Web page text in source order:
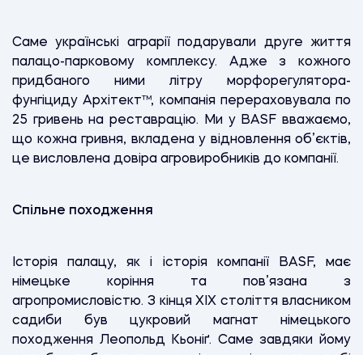
Саме українські аграрії подарували друге життя
палацо-парковому комплексу. Адже з кожного
придбаного ними літру морфорегулятора-
фунгіциду Архітект™, компанія перераховувала по
25 гривень на реставрацію. Ми у BASF вважаємо,
що кожна гривня, вкладена у відновлення об’єктів,
це висловлена довіра агровиробників до компанії.
Спільне походження
Історія палацу, як і історія компанії BASF, має
німецьке коріння та пов’язана з
агропромисловістю. З кінця ХIХ століття власником
садиби був цукровий магнат німецького
походження Леопольд Кьоніґ. Саме завдяки йому